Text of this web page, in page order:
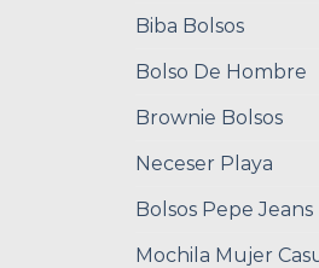
Biba Bolsos
Bolso De Hombre
Brownie Bolsos
Neceser Playa
Bolsos Pepe Jeans
Mochila Mujer